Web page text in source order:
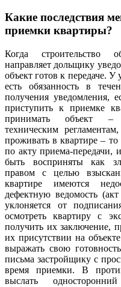
Какие последствия
приемки квартиры?
Когда строительство
направляет дольщику
объект готов к передаче. У
есть обязанность в
получения уведомления,
приступить к приемке
принимать объект –
техническим
проживать в квартире –
по акту приема-передачи,
быть восприняты как
правом с целью
квартире имеются
дефектную ведомость
уклоняется от
осмотреть квартиру с
получить их заключение,
их присутствии на
выражать свою
письма застройщику с
время приемки. В
выслать